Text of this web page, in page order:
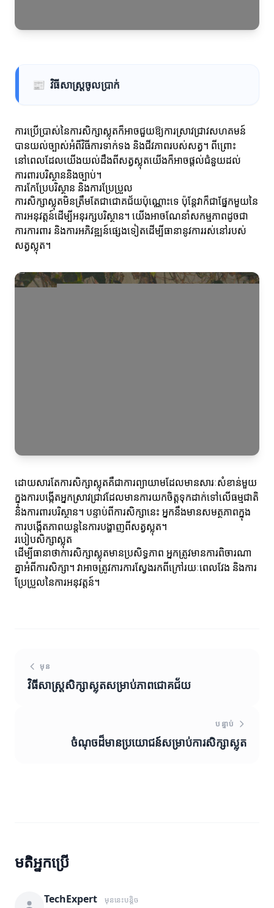
📰 វិធីសាស្ត្រចូលប្រាក់
ការប្រើប្រាស់នៃការសិក្សាស្លុតក៏អាចជួយឱ្យការស្រាវជ្រាវសហគមន៍
បានយល់ច្បាស់អំពីវិធីការទាក់ទង និងជីវភាពរបស់សត្វ។ ពីព្រោះ
នៅពេលដែលយើងយល់ដឹងពីសត្វស្លុតយើងក៏អាចផ្តល់ជំនួយដល់
ការពារបរិស្ថាននិងច្បាប់។
ការកែប្រែបរិស្ថាន និងការប្រែប្រួល
ការសិក្សាស្លុតមិនត្រឹមតែជាជោគជ័យប៉ុណ្ណោះទេ ប៉ុន្តែវាក៏ជាផ្នែកមួយនៃ
ការអនុវត្តន៍ដើម្បីអនុរក្សបរិស្ថាន។ យើងអាចណែនាំសកម្មភាពដូចជា
ការការពារ និងការអភិវឌ្ឍន៍ផ្សេងទៀតដើម្បីធានានូវការរស់នៅរបស់
សត្វស្លុត។
ដោយសារតែការសិក្សាស្លុតគឺជាការព្យាយាមដែលមានសារៈសំខាន់មួយ
ក្នុងការបង្កើតអ្នកស្រាវជ្រាវដែលមានការយកចិត្តទុកដាក់ទៅលើធម្មជាតិ
និងការពារបរិស្ថាន។ បន្ទាប់ពីការសិក្សានេះ អ្នកនឹងមានសមត្ថភាពក្នុង
ការបង្កើតភាពយន្តនៃការបង្ហាញពីសត្វស្លុត។
របៀបសិក្សាស្លុត
ដើម្បីធានាថាការសិក្សាស្លុតមានប្រសិទ្ធភាព អ្នកត្រូវមានការពិចារណា
គ្នាអំពីការសិក្សា។ វាអាចត្រូវការការស្វែងរកពីក្រៅរយៈពេលវែង និងការ
ប្រែប្រួលនៃការអនុវត្តន៍។
មុន
វិធីសាស្ត្រសិក្សាស្លុតសម្រាប់ភាពជោគជ័យ
បន្ទាប់
ចំណុចដ៏មានប្រយោជន៍សម្រាប់ការសិក្សាស្លុត
មតិអ្នកប្រើ
TechExpert មុននេះបន្តិច